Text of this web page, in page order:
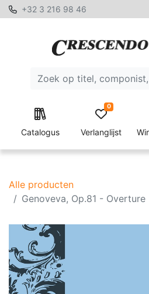
+32 3 216 98 46
Catalogus Verlanglijst
0
Alle producten
Genoveva, Op.81 -